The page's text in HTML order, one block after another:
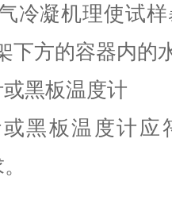
冷凝机理使试
下方的容器内的
黑板温度计
黑板温度计应